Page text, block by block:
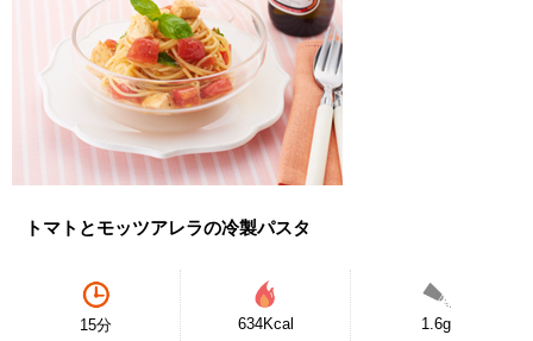
トマトとモッツアレラの冷製パスタ
15分 634Kcal 1.6g